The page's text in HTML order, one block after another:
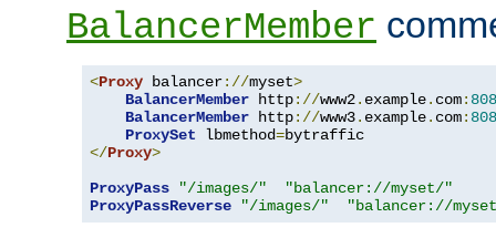
BalancerMember
<Proxy balancer://myset>
BalancerMember http://www2. example. com:
BalancerMember http://www3. example. com:
ProxySet lbmethod=
</Proxy>
ProxyPass
"/images/"
"balancer://myset/"
ProxyPassReverse
"/images/" "balancer://